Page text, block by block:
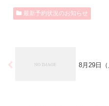
最新予約状況のお知らせ
8月29日